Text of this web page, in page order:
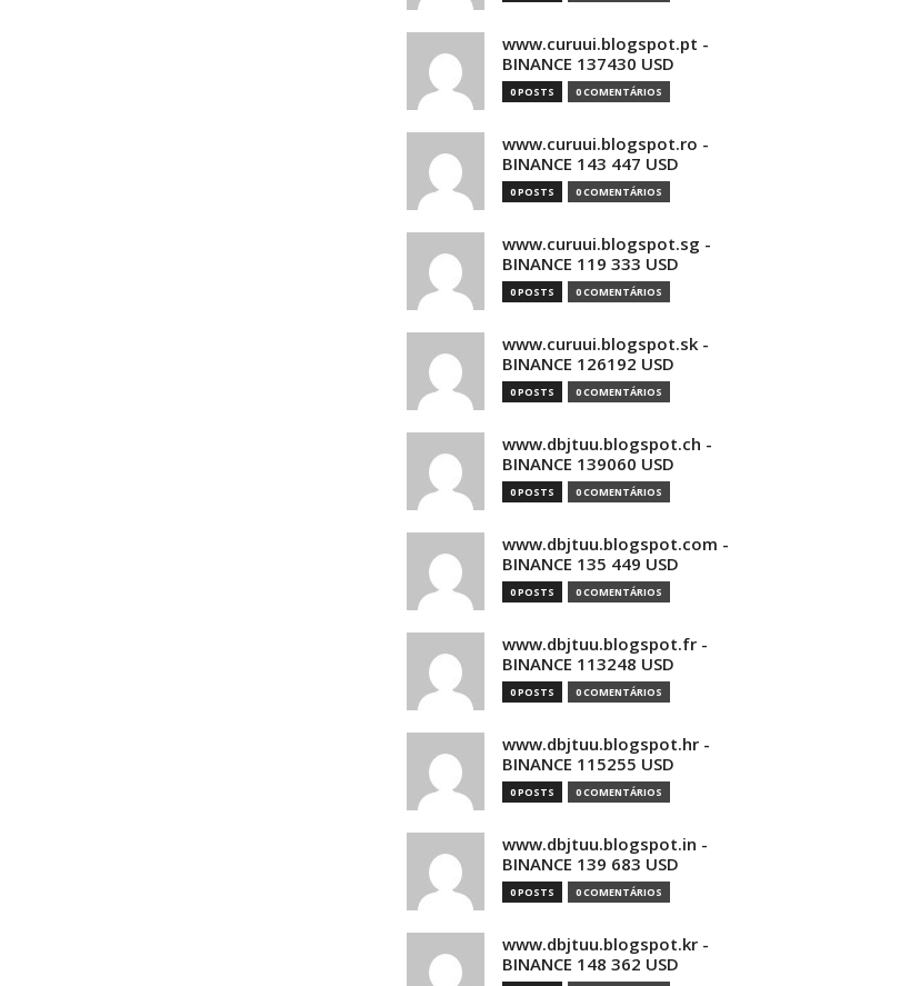
www.curuui.blogspot.pt -
BINANCE 137430 USD
0 POSTS 0 COMENTÁRIOS
www.curuui.blogspot.ro -
BINANCE 143 447 USD
0 POSTS 0 COMENTÁRIOS
www.curuui.blogspot.sg -
BINANCE 119 333 USD
0 POSTS 0 COMENTÁRIOS
www.curuui.blogspot.sk -
BINANCE 126192 USD
0 POSTS 0 COMENTÁRIOS
www.dbjtuu.blogspot.ch -
BINANCE 139060 USD
0 POSTS 0 COMENTÁRIOS
www.dbjtuu.blogspot.com -
BINANCE 135 449 USD
0 POSTS 0 COMENTÁRIOS
www.dbjtuu.blogspot.fr -
BINANCE 113248 USD
0 POSTS 0 COMENTÁRIOS
www.dbjtuu.blogspot.hr -
BINANCE 115255 USD
0 POSTS 0 COMENTÁRIOS
www.dbjtuu.blogspot.in -
BINANCE 139 683 USD
0 POSTS 0 COMENTÁRIOS
www.dbjtuu.blogspot.kr -
BINANCE 148 362 USD